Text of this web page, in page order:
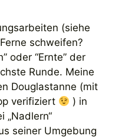
(siehe
schweifen?
oder “Ernte” der
Runde. Meine
Douglastanne (mit
verifiziert
) in
„Nadlern“
seiner Umgebung